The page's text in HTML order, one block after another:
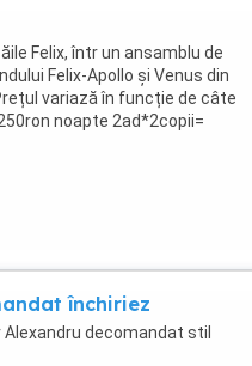
Felix, într un ansamblu de
Felix-Apollo și Venus din
variază în funcție de câte
noapte 2ad*2copii=
închiriez
decomandat stil